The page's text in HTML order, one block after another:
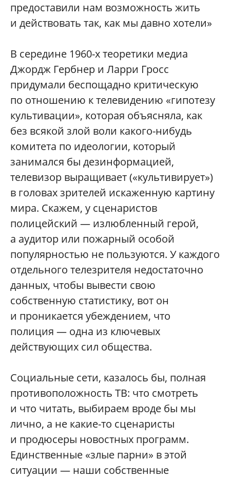
предоставили нам возможность жить
и действовать так, как мы давно хотели»
В середине 1960-х теоретики медиа
Джордж Гербнер и Ларри Гросс
придумали беспощадно критическую
по отношению к телевидению «гипотезу
культивации», которая объясняла, как
без всякой злой воли какого-нибудь
комитета по идеологии, который
занимался бы дезинформацией,
телевизор выращивает («культивирует»)
в головах зрителей искаженную картину
мира. Скажем, у сценаристов
полицейский — излюбленный герой,
а аудитор или пожарный особой
популярностью не пользуются. У каждого
отдельного телезрителя недостаточно
данных, чтобы вывести свою
собственную статистику, вот он
и проникается убеждением, что
полиция — одна из ключевых
действующих сил общества.
Социальные сети, казалось бы, полная
противоположность ТВ: что смотреть
и что читать, выбираем вроде бы мы
лично, а не какие-то сценаристы
и продюсеры новостных программ.
Единственные «злые парни» в этой
ситуации — наши собственные